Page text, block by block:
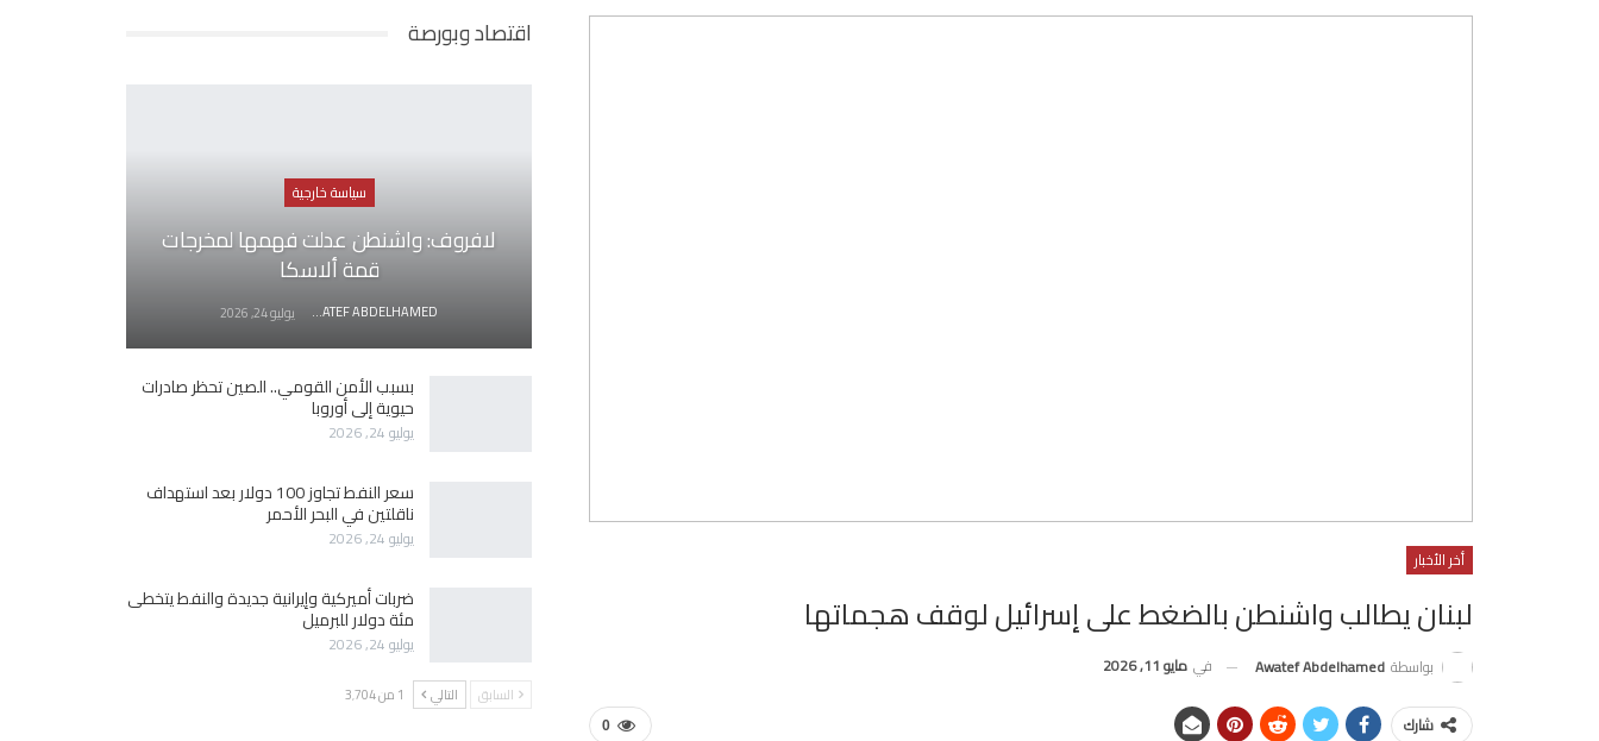
أخر الأخبار
لبنان يطالب واشنطن بالضغط على إسرائيل لوقف هجماتها
بواسطة Awatef Abdelhamed في مايو 11, 2026
0 شارك
اقتصاد وبورصة
سياسة خارجية
لافروف: واشنطن عدلت فهمها لمخرجات
قمة ألاسكا
AWATEF ABDELHAMED يوليو 24, 2026
بسبب الأمن القومي.. الصين تحظر صادرات
حيوية إلى أوروبا
يوليو 24, 2026
سعر النفط تجاوز 100 دولار بعد استهداف
ناقلتين في البحر الأحمر
يوليو 24, 2026
ضربات أميركية وإيرانية جديدة والنفط يتخطى
مئة دولار للبرميل
يوليو 24, 2026
السابق التالي 1 من 3٬704